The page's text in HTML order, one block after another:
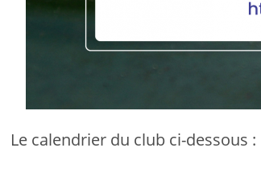
Le calendrier du club ci-dessous :